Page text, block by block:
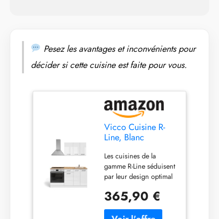
montage (sauf
indication contraire, les
appareils électriques et
Pesez les avantages et inconvénients pour
décider si cette cuisine est faite pour vous.
Vicco Cuisine R-
Line, Blanc
160cm
Les cuisines de la
gamme R-Line séduisent
par leur design optimal
universelle. En option,
nous proposons
365,90 €